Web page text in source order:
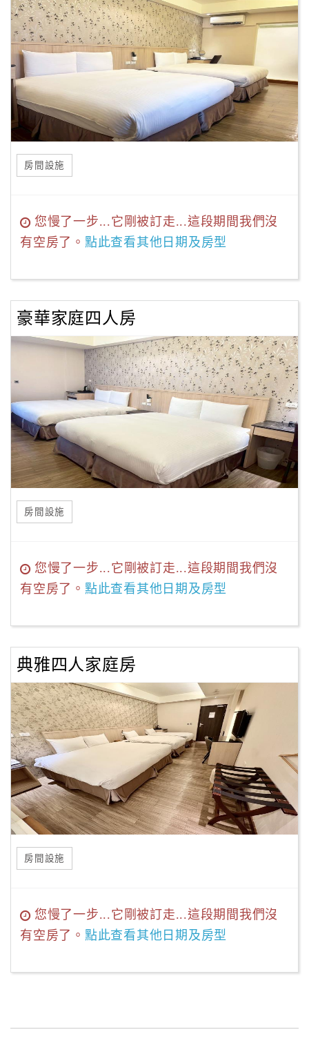
房間設施
您慢了一步...它剛被訂走...這段期間我們沒
有空房了。 點此查看其他日期及房型
豪華家庭四人房
房間設施
您慢了一步...它剛被訂走...這段期間我們沒
有空房了。 點此查看其他日期及房型
典雅四人家庭房
房間設施
您慢了一步...它剛被訂走...這段期間我們沒
有空房了。 點此查看其他日期及房型